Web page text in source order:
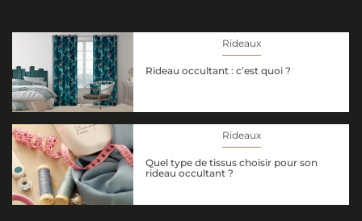
Rideaux
Rideau occultant : c’est quoi ?
Rideaux
Quel type de tissus choisir pour son
rideau occultant ?